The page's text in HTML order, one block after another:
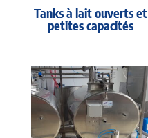
Tanks à lait ouverts et
petites capacités